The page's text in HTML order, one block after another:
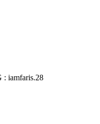
: iamfaris.28